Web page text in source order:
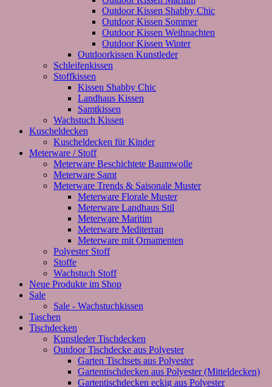
Outdoor Kissen Shabby Chic
Outdoor Kissen Sommer
Outdoor Kissen Weihnachten
Outdoor Kissen Winter
Outdoorkissen Kunstleder
Schleifenkissen
Stoffkissen
Kissen Shabby Chic
Landhaus Kissen
Samtkissen
Wachstuch Kissen
Kuscheldecken
Kuscheldecken für Kinder
Meterware / Stoff
Meterware Beschichtete Baumwolle
Meterware Samt
Meterware Trends & Saisonale Muster
Meterware Florale Muster
Meterware Landhaus Stil
Meterware Maritim
Meterware Mediterran
Meterware mit Ornamenten
Polyester Stoff
Stoffe
Wachstuch Stoff
Neue Produkte im Shop
Sale
Sale - Wachstuchkissen
Taschen
Tischdecken
Kunstleder Tischdecken
Outdoor Tischdecke aus Polyester
Garten Tischsets aus Polyester
Gartentischdecken aus Polyester (Mitteldecken)
Gartentischdecken eckig aus Polyester